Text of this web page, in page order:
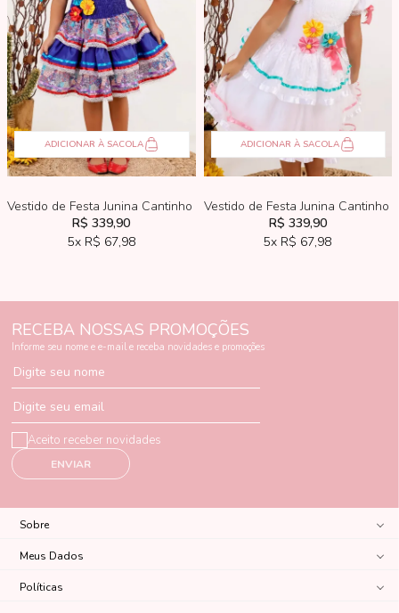
ADICIONAR À SACOLA
Vestido de Festa Junina Cantinho Do Nordeste Azul e Vermelho
R$ 339,90
5x R$ 67,98
ADICIONAR À SACOLA
Vestido de Festa Junina Cantinho
R$ 339,90
5x R$ 67,98
RECEBA NOSSAS PROMOÇÕES
Informe seu nome e e-mail e receba novidades e promoções
Digite seu nome
Digite seu email
ENVIAR
Aceito receber novidades
Sobre
Meus Dados
Políticas